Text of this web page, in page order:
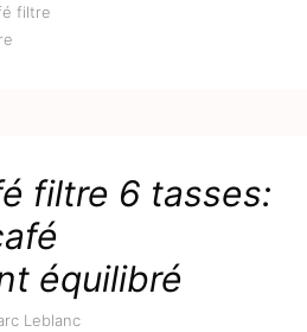
filtre
filtre 6 tasses:
équilibré
Leblanc